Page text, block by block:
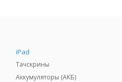
iPad
Тачскрины
Аккумуляторы (АКБ)